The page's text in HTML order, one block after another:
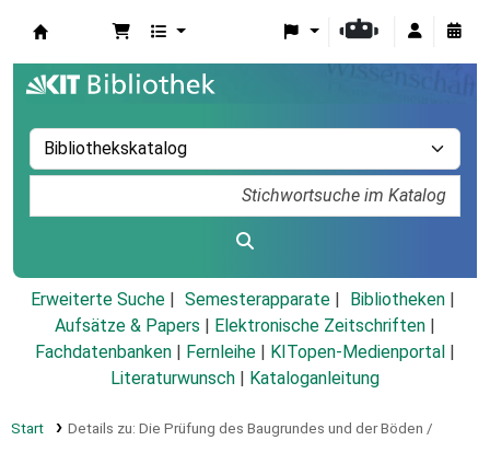
Erweiterte Suche Semesterapparate
Bibliotheken
Aufsätze & Papers
Elektronische Zeitschriften
Fachdatenbanken
Fernleihe KITopen-Medienportal
Literaturwunsch
Kataloganleitung
Start Details zu: Die Prüfung des Baugrundes und der Böden /